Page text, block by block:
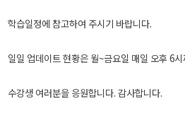
학습일정에 참고하여 주시기 바랍니다.
일일 업데이트 현황은 월~금요일 매일 오후 6
수강생 여러분을 응원합니다. 감사합니다.